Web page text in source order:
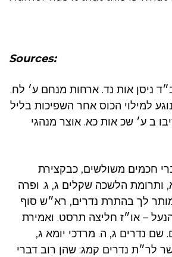
Sources:
ניסן אות נד. ארחות מנחם ע׳ לח.
למילוי הכוס אחר השפיכות בליל
ב ע׳ שכ אות כא. אוצר מנהגי
חכמים משולשים, כבקצירת
ותרומת הלשכה שקלים ג, ג. ופרה
לך בהתרת נדרים, רא״ש סוף
– או״ז חליצה תרסט. ואמירת
נדרים ג, ה. מרדכי יומא ג,
לר״ת נדרים קמג: שהן רוב דברי